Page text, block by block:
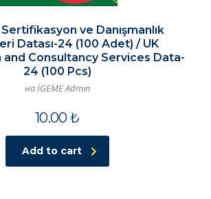
ve Danışmanlık
Datası-24 (100 Adet) / UK
Consultancy Services Data-
24 (100 Pcs)
на İGEME Admin
10.00₺
Add to cart